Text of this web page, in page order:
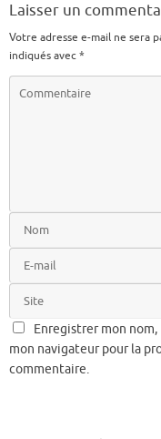
Laisser un
Votre adresse e-mail ne sera
indiqués avec*
Enregistrer mon nom,
mon navigateur pour la
commentaire.